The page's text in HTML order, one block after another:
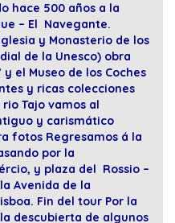
hace 500 años a la
– El Navegante.
y Monasterio de los
de la Unesco) obra
el Museo de los Coches
y ricas colecciones
Tajo vamos al
y carismático
fotos Regresamos á la
por la
y plaza del Rossio –
Avenida de la
Fin del tour Por la
descubierta de algunos